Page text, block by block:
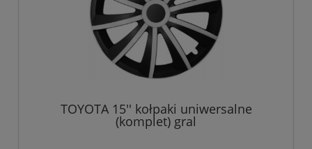
TOYOTA 15'' kołpaki uniwersalne
(komplet) gral